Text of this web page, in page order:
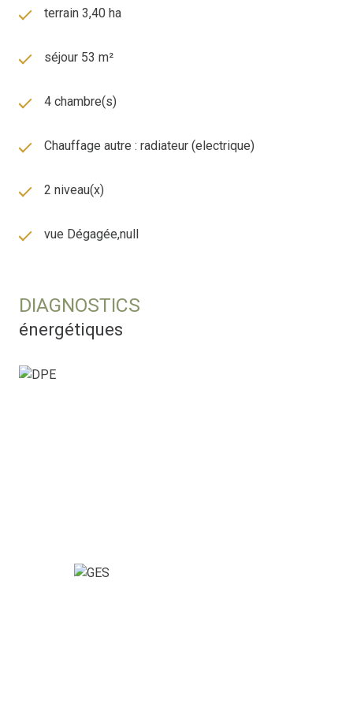
terrain 3,40 ha
séjour 53 m²
4 chambre(s)
Chauffage autre : radiateur (electrique)
2 niveau(x)
vue Dégagée,null
DIAGNOSTICS
énergétiques